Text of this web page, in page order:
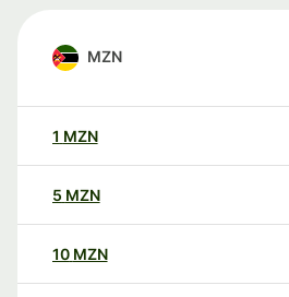
MZN
1 MZN
5 MZN
10 MZN